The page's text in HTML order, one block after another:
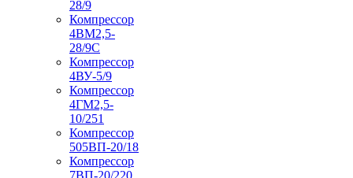
28/9
Компрессор
4ВМ2,5-
28/9С
Компрессор
4ВУ-5/9
Компрессор
4ГМ2,5-
10/251
Компрессор
505ВП-20/18
Компрессор